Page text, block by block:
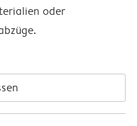
oder